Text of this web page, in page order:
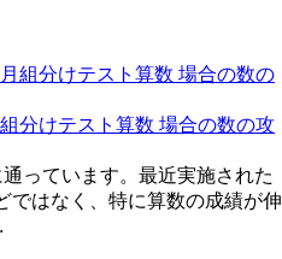
分けテスト算数 場合の数の攻
っています。最近実施された
ではなく、特に算数の成績が伸